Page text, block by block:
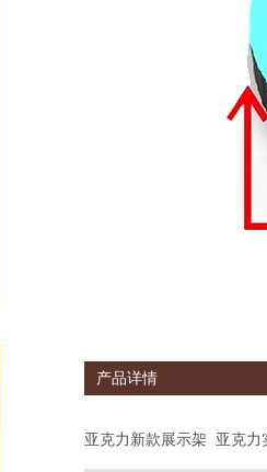
产品详情
亚克力新款展示架 亚克力